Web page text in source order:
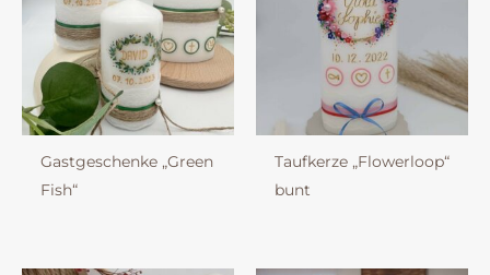
Gastgeschenke „Green
Fish“
Taufkerze „Flowerloop“
bunt